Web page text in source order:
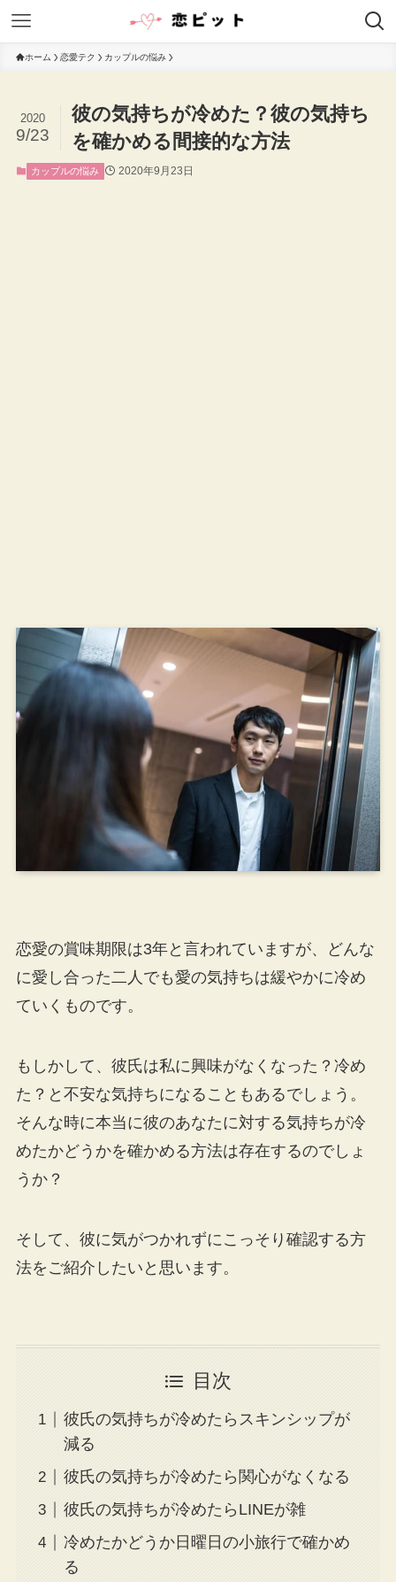
ホーム 恋愛テク カップルの悩み
彼の気持ちが冷めた？彼の気持ち
を確かめる間接的な方法
2020
9/23
カップルの悩み 2020年9月23日
恋愛の賞味期限は3年と言われていますが、どんな
に愛し合った二人でも愛の気持ちは緩やかに冷め
ていくものです。
もしかして、彼氏は私に興味がなくなった？冷め
た？と不安な気持ちになることもあるでしょう。
そんな時に本当に彼のあなたに対する気持ちが冷
めたかどうかを確かめる方法は存在するのでしょ
うか？
そして、彼に気がつかれずにこっそり確認する方
法をご紹介したいと思います。
目次
彼氏の気持ちが冷めたらスキンシップが
減る
彼氏の気持ちが冷めたら関心がなくなる
彼氏の気持ちが冷めたらLINEが雑
冷めたかどうか日曜日の小旅行で確かめ
る